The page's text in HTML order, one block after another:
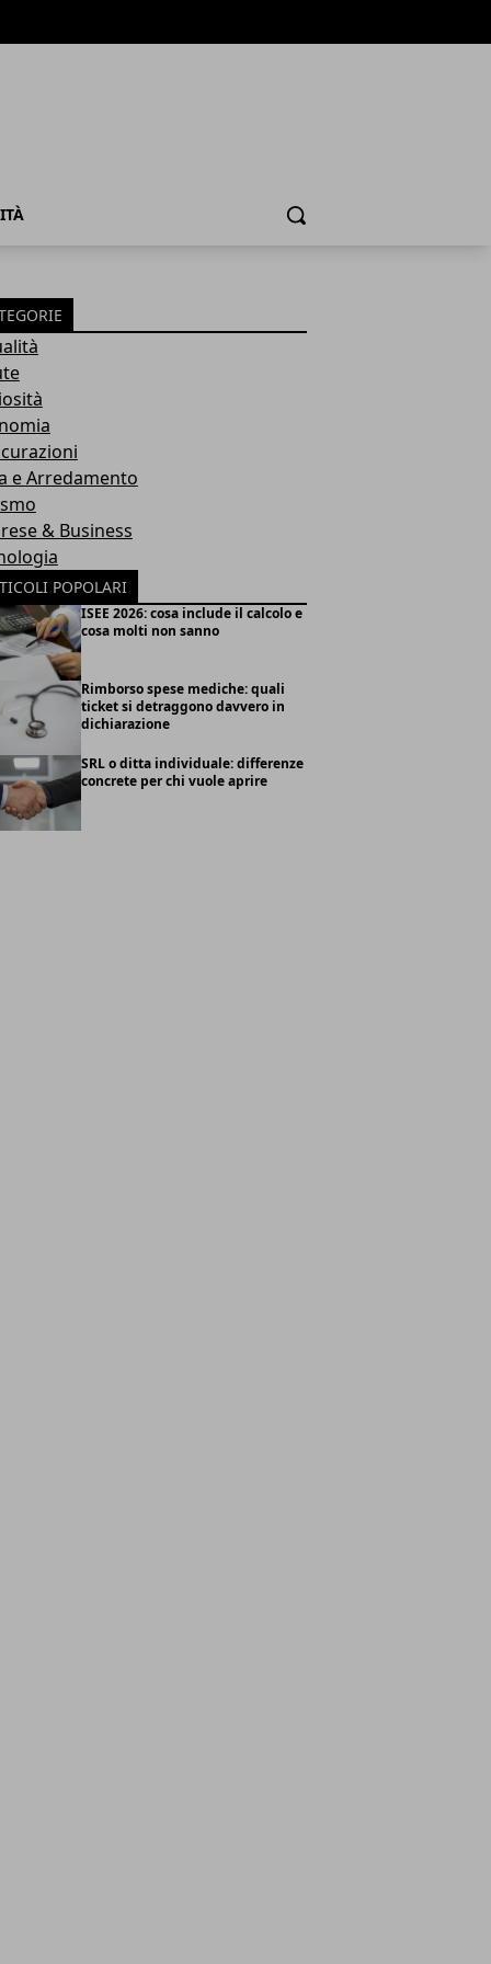
Cerca
e Arredamento
& Business
POPOLARI
ISEE 2026: cosa include il calcolo e
cosa molti non sanno
Rimborso spese mediche: quali
ticket si detraggono davvero in
dichiarazione
SRL o ditta individuale: differenze
concrete per chi vuole aprire